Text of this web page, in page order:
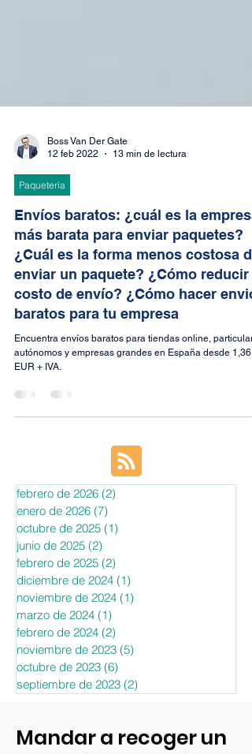
Boss Van Der Gate
12 feb 2022
Paquetería
Envíos baratos: ¿cuál es la empresa
más barata para enviar paquetes?
¿Cuál es la forma menos costosa de
enviar un paquete? ¿Cómo reducir
costo de envío? ¿Cómo hacer
baratos para tu empresa
Encuentra envíos baratos para tiendas online,
EUR + IVA.
febrero de 2026 (2)2 entradas
enero de 2026 (7)
octubre de 2025 (1)
junio de 2025 (2)2 entradas
febrero de 2025 (2) 2 entradas
diciembre de 2024
noviembre de 2024
marzo de 2024 (1)1 entrada
febrero de 2024 (2)2 entradas
noviembre de 2023 (5)5 entradas
octubre de 2023 (6)6 entradas